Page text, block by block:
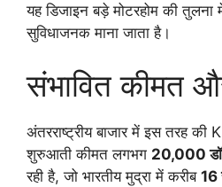
यह डिजाइन बड़े मोटरहोम की तुलना
सुविधाजनक माना जाता है।
संभावित कीमत
अंतरराष्ट्रीय बाजार में इस तरह
शुरुआती कीमत लगभग 20,000
रही है, जो भारतीय मुद्रा में करीब 16